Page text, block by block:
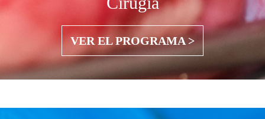
VER EL PROGRAMA >